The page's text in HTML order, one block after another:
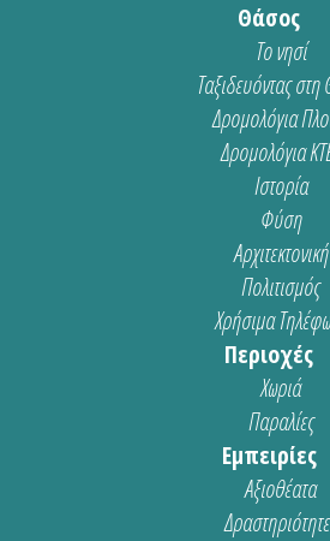
Θάσος
Το νησί
Ταξιδευόντας
Δρομολόγια
Δρομολόγια
Ιστορία
Φύση
Αρχιτεκτονική
Πολιτισμός
Χρήσιμα
Περιοχές
Χωριά
Παραλίες
Εμπειρίες
Αξιοθέατα